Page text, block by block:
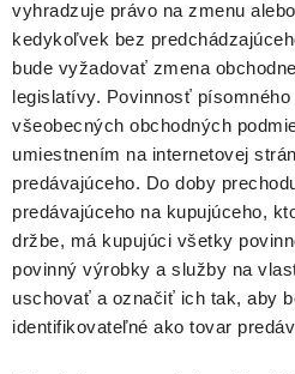
vyhradzuje právo na zmenu
kedykoľvek bez
bude vyžadovať zmena
legislatívy. Povinnosť
všeobecných obchodných
umiestnením na internetovej
predávajúceho. Do doby
predávajúceho na kupujúceho,
držbe, má kupujúci všetky
povinný výrobky a služby na
uschovať a označiť ich tak, aby
identifikovateľné ako tovar